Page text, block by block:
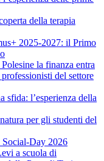
della terapia
2025-2027: il Primo
la finanza entra
del settore
sfida: l’esperienza della
per gli studenti del
Social-Day 2026
a scuola di